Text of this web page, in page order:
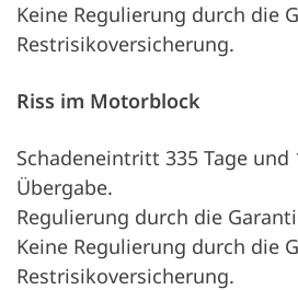
Keine Regulierung durch die
Restrisikoversicherung.
Riss im Motorblock
Schadeneintritt 335 Tage und
Übergabe.
Regulierung durch die
Keine Regulierung durch die
Restrisikoversicherung.